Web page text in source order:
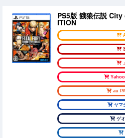
PS5版 餓狼伝説
ITION
au
ヤマ
ゲ